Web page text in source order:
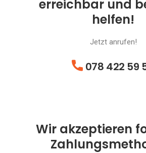
erreichbar und
helfen!
Jetzt anrufen!
078 422 59
Wir akzeptieren